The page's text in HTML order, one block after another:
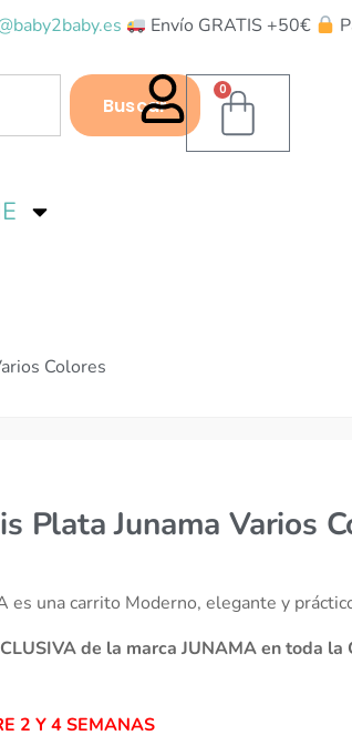
Envío GRATIS +50€
Buscar
0
Colores
Plata Junama Varios
es una carrito Moderno, elegante y
de la marca JUNAMA en toda la
2 Y 4 SEMANAS